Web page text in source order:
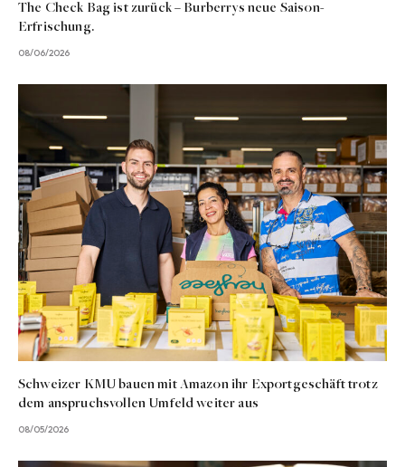
The Check Bag ist zurück – Burberrys neue Saison-
Erfrischung.
08/06/2026
Schweizer KMU bauen mit Amazon ihr Exportgeschäft trotz
dem anspruchsvollen Umfeld weiter aus
08/05/2026